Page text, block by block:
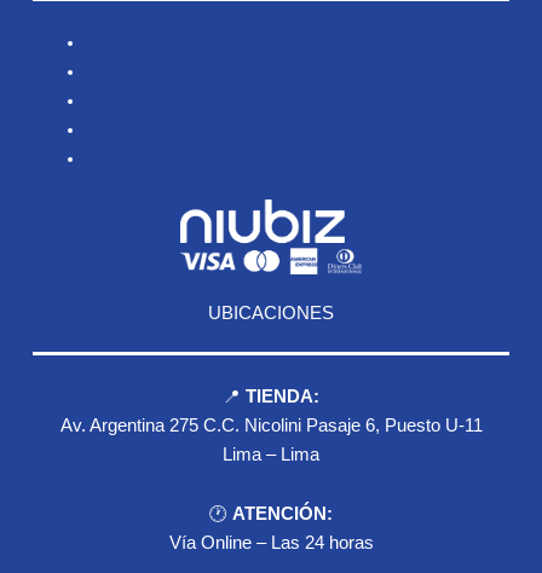
UBICACIONES
📍 TIENDA:
Av. Argentina 275 C.C. Nicolini Pasaje 6, Puesto U-11
Lima – Lima
🕐 ATENCIÓN:
Vía Online – Las 24 horas